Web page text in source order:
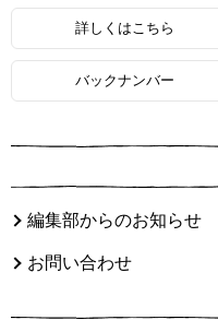
詳しくはこちら
バックナンバー
編集部からのお知らせ
お問い合わせ